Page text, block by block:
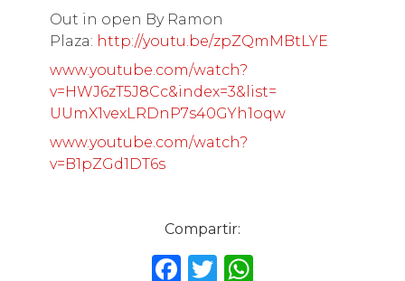
Out in open By Ramon
Plaza: http://youtu.be/zpZQmMBtLYE
www.youtube.com/watch?
v=HWJ6zT5J8Cc&index=3&list=
UUmX1vexLRDnP7s40GYh1oqw
www.youtube.com/watch?
v=B1pZGd1DT6s
Compartir:
F T W